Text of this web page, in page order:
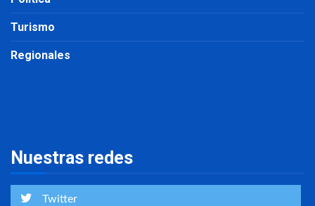
Turismo
Regionales
Nuestras redes
Twitter